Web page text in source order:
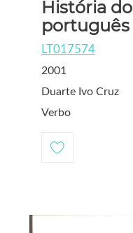
História
português
LT017574
2001
Duarte Ivo Cruz
Verbo